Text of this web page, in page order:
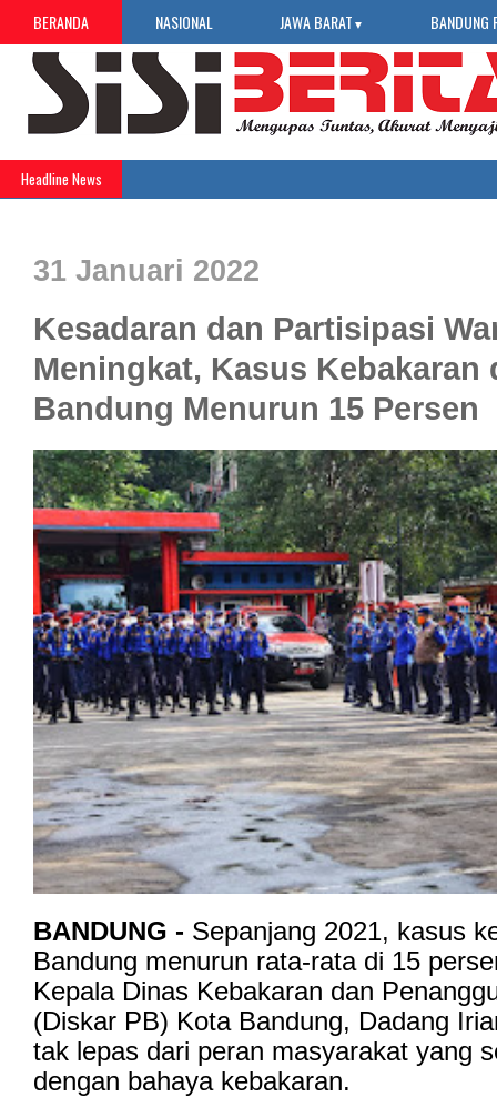
BERANDA NASIONAL JAWA BARAT ▼ BANDUNG
Headline News
31 Januari 2022
Kesadaran dan Partisipasi
Meningkat, Kasus Kebakaran
Bandung Menurun 15 Persen
BANDUNG - Sepanjang 2021, kasus
Bandung menurun rata-rata di 15
Kepala Dinas Kebakaran dan
(Diskar PB) Kota Bandung, Dadang
tak lepas dari peran masyarakat yang
dengan bahaya kebakaran.